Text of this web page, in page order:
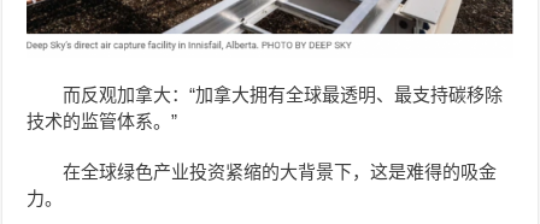
而反观加拿大：“加拿大拥有全球最透明、最支持碳移除
技术的监管体系。”
在全球绿色产业投资紧缩的大背景下，这是难得的吸金
力。